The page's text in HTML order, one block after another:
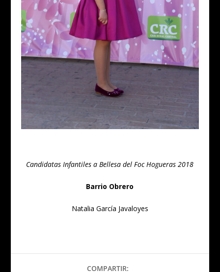
Candidatas Infantiles a Bellesa del Foc Hogueras 2018
Barrio Obrero
Natalia García Javaloyes
COMPARTIR: